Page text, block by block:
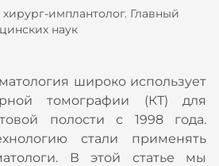
имплантолог. Главный
наук
широко использует
томографии (КТ) для
полости с 1998 года.
стали применять
В этой статье мы